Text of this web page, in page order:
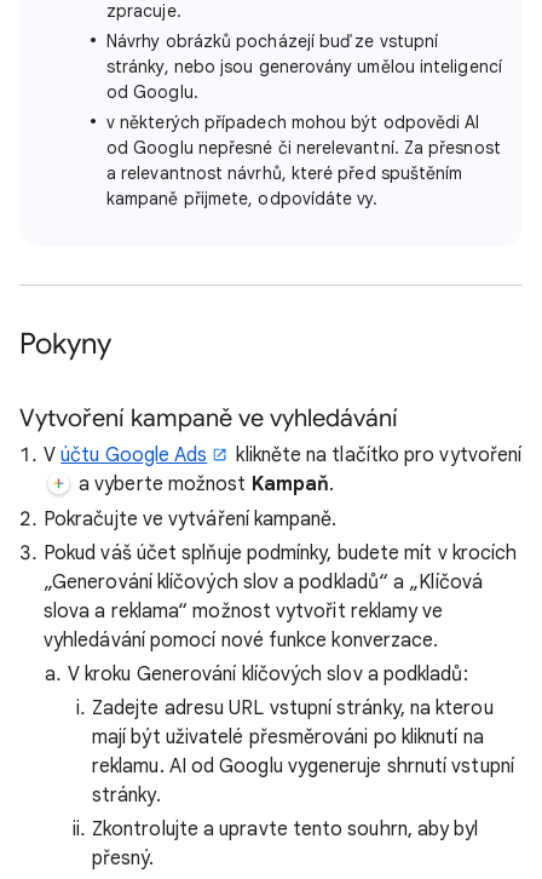
zpracuje.
Návrhy obrázků pocházejí buď ze vstupní
stránky, nebo jsou generovány umělou inteligencí
od Googlu.
v některých případech mohou být odpovědi AI
od Googlu nepřesné či nerelevantní. Za přesnost
a relevantnost návrhů, které před spuštěním
kampaně přijmete, odpovídáte vy.
Pokyny
Vytvoření kampaně ve vyhledávání
Vúčtu Google Ads
klikněte na tlačítko pro vytvoření
a vyberte možnost Kampaň.
Pokračujte ve vytváření kampaně.
Pokud váš účet splňuje podmínky, budete mít v krocích
„Generování klíčových slov a podkladů“ a „Klíčová
slova a reklama“ možnost vytvořit reklamy ve
vyhledávání pomocí nové funkce konverzace.
V kroku Generování klíčových slov a podkladů:
Zadejte adresu URL vstupní stránky, na kterou
mají být uživatelé přesměrováni po kliknutí na
reklamu. AI od Googlu vygeneruje shrnutí vstupní
stránky.
Zkontrolujte a upravte tento souhrn, aby byl
přesný.